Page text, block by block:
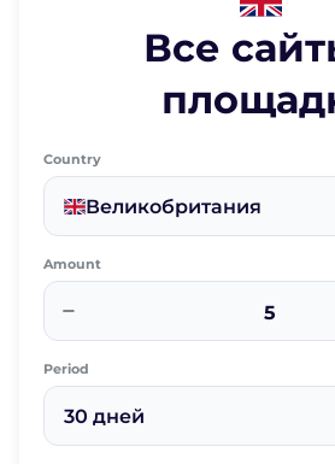
Все
Country
Великобритания
Amount
−
Period
30 дней